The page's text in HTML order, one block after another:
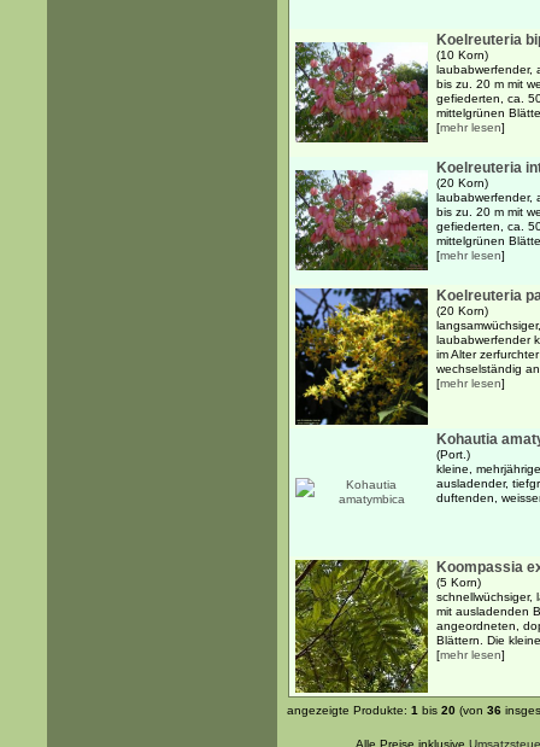
Koelreuteria
(10 Korn)
laubabwerfender,
bis zu. 20 m mit
gefiederten, ca.
mittelgrünen
[mehr lesen]
Koelreuteria
(20 Korn)
laubabwerfender,
bis zu. 20 m mit
gefiederten, ca.
mittelgrünen
[mehr lesen]
Koelreuteria
(20 Korn)
laubabwerfender
im Alter
wechselständig
[mehr lesen]
Kohautia
(Port.)
kleine,
ausladender,
duftenden,
Koompassia
(5 Korn)
schnellwüchsiger,
mit ausladenden
angeordneten,
Blättern. Die
[mehr lesen]
angezeigte Produkte: 1 bis 20 (von 36
Alle Preise inklusive